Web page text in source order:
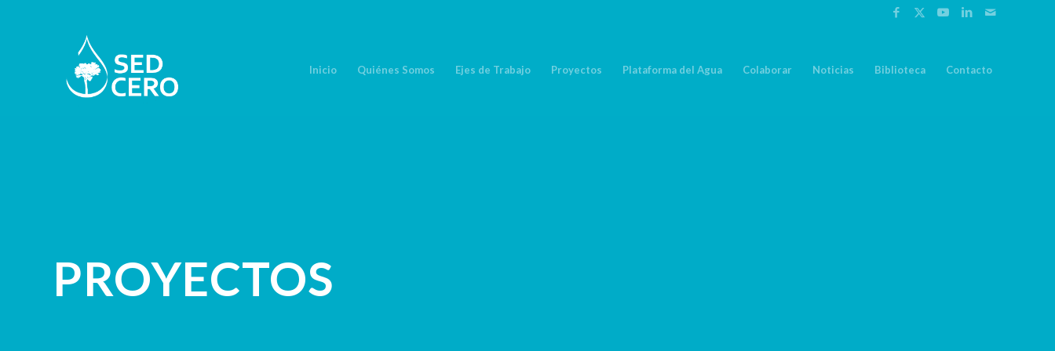
Inicio Quiénes Somos Ejes de Trabajo Proyectos Plataforma del Agua Colaborar Noticias Biblioteca Contacto
PROYECTOS